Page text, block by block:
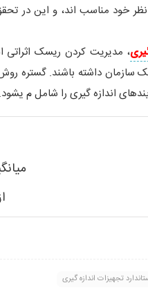
خود مناسب اند، و این در
، مدیریت کردن ریسک اثراتی
داشته باشند. گستره
اندازه گیری را شامل م یشود.
تجهیزات اندازه گیری